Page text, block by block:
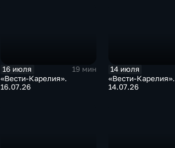
16 июля
19 мин
«Вести-Карелия».
16.07.26
14 июля
«Вести-Карелия».
14.07.26